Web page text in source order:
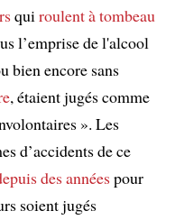
qui roulent à tombeau
l’emprise de l'alcool
bien encore sans
, étaient jugés comme
». Les
d’accidents de ce
des annéespour
soient jugés